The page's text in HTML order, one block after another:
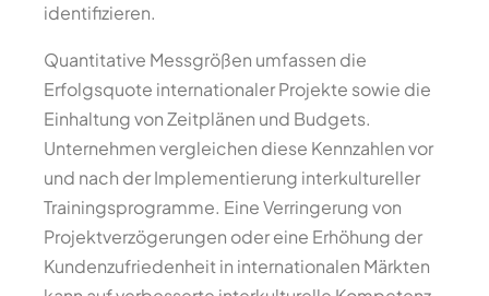
identifizieren.
Quantitative Messgrößen umfassen die
Erfolgsquote internationaler Projekte sowie die
Einhaltung von Zeitplänen und Budgets.
Unternehmen vergleichen diese Kennzahlen vor
und nach der Implementierung interkultureller
Trainingsprogramme. Eine Verringerung von
Projektverzögerungen oder eine Erhöhung der
Kundenzufriedenheit in internationalen Märkten